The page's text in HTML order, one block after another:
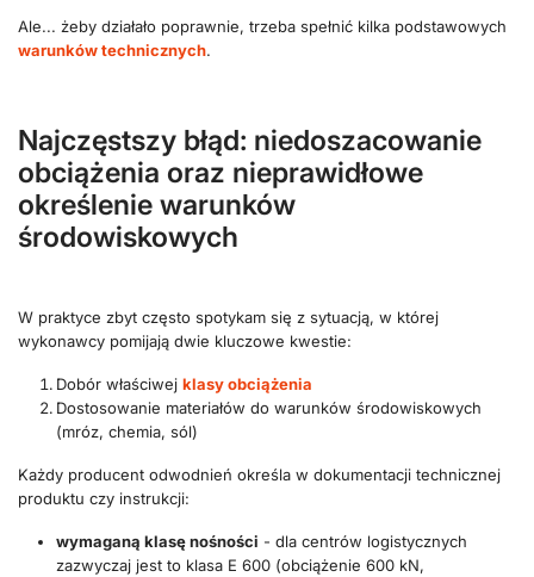
Ale... żeby działało poprawnie, trzeba spełnić kilka podstawowych
warunków technicznych.
Najczęstszy błąd: niedoszacowanie
obciążenia oraz nieprawidłowe
określenie warunków
środowiskowych
W praktyce zbyt często spotykam się z sytuacją, w której
wykonawcy pomijają dwie kluczowe kwestie:
Dobór właściwej klasy obciążenia
Dostosowanie materiałów do warunków środowiskowych
(mróz, chemia, sól)
Każdy producent odwodnień określa w dokumentacji technicznej
produktu czy instrukcji:
wymaganą klasę nośności - dla centrów logistycznych
zazwyczaj jest to klasa E 600 (obciążenie 600 kN,